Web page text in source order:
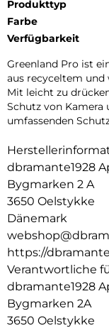
Produkttyp
Farbe
Verfügbarkeit
Greenland Pro ist
aus recyceltem
Mit leicht zu
Schutz von
umfassenden
dbramante1928
Bygmarken 2 A
3650 Oelstykke
Dänemark
https://
Verantwortliche
dbramante1928
Bygmarken 2A
3650 Oelstykke